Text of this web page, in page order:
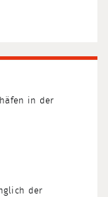
in der
der